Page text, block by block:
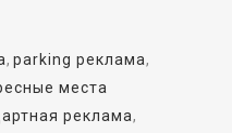
, parking реклама,
места
реклама,